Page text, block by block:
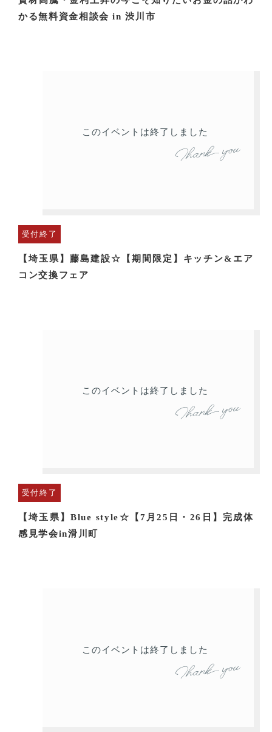
かる無料資金相談会 in 渋川市
このイベントは終了しました
受付終了
【埼玉県】藤島建設☆【期間限定】キッチン&エア
コン交換フェア
このイベントは終了しました
受付終了
【埼玉県】Blue style☆【7月25日・26日】完成体
感見学会in滑川町
このイベントは終了しました